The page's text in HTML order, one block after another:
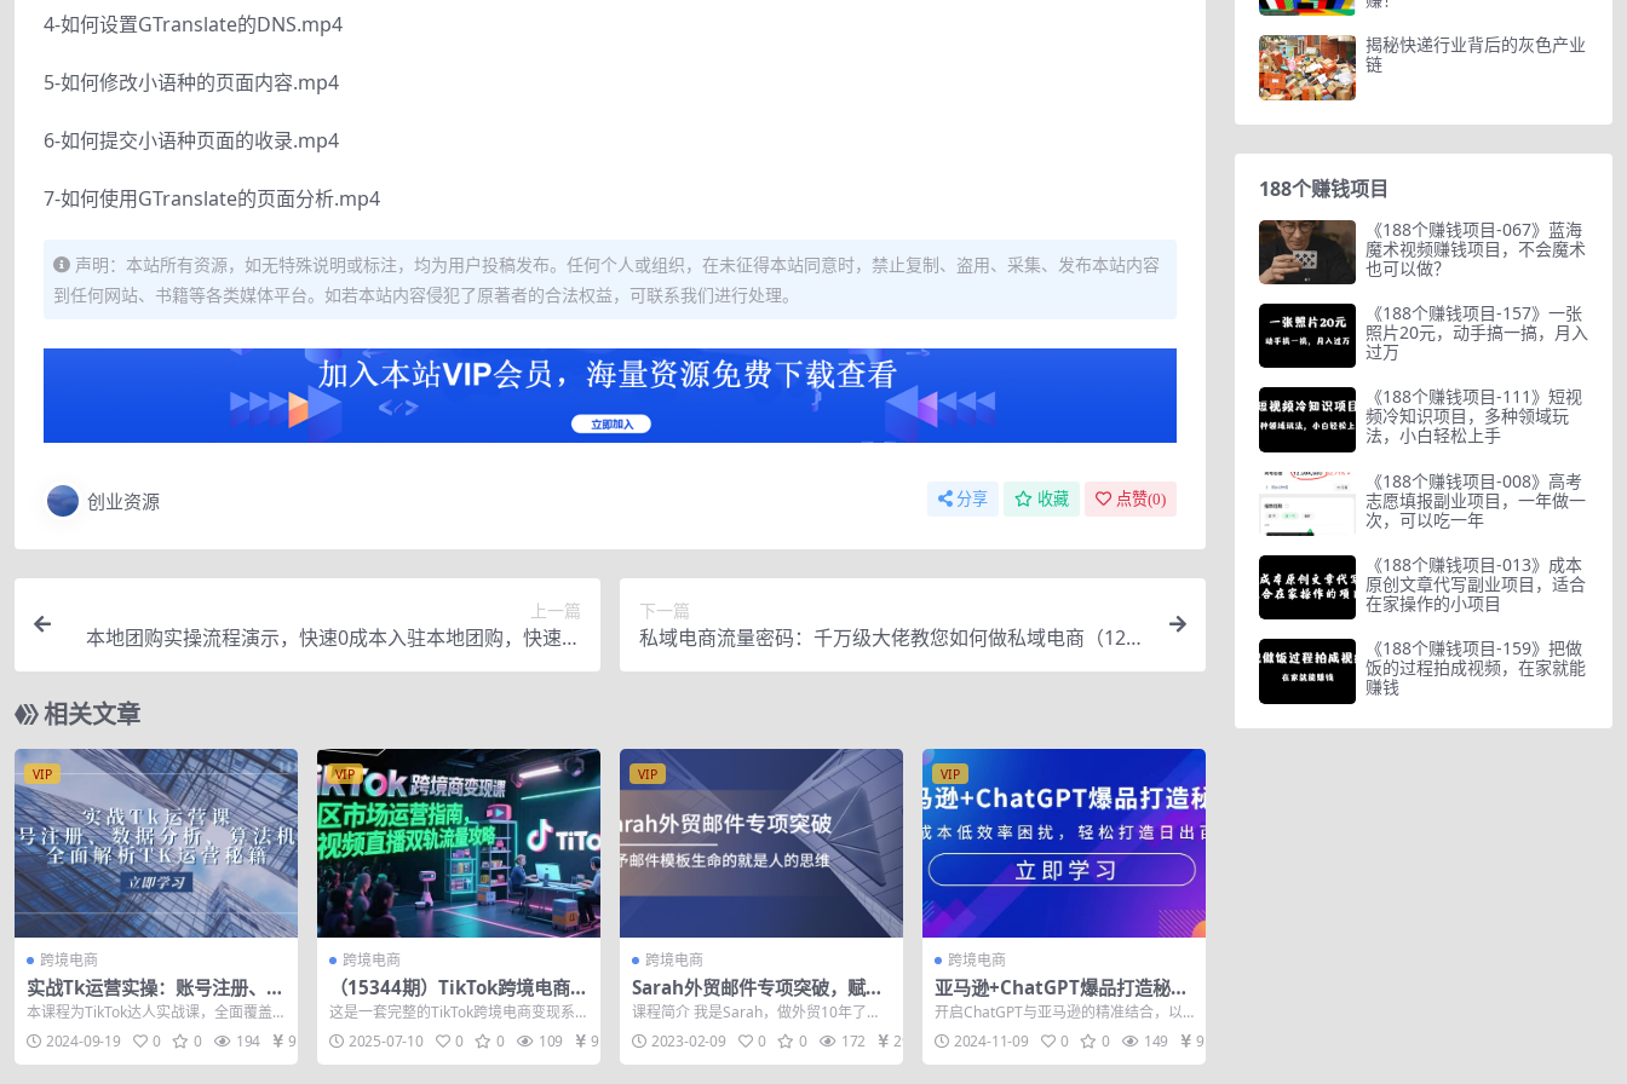
4-如何设置GTranslate的DNS.mp4
5-如何修改小语种的页面内容.mp4
6-如何提交小语种页面的收录.mp4
7-如何使用GTranslate的页面分析.mp4
声明：本站所有资源，如无特殊说明或标注，均为用户投稿发布。任何个人或组织，在未征得本站同意时，禁止复制、盗用、采集、发布本站内容
到任何网站、书籍等各类媒体平台。如若本站内容侵犯了原著者的合法权益，可联系我们进行处理。
创业资源 分享 收藏 点赞(0)
上一篇
本地团购实操流程演示，快速0成本入驻本地团购，快速获
取同城流量-价值498
下一篇
私域电商流量密码：千万级大佬教您如何做私域电商（12节
课）
相关文章
VIP
跨境电商
实战Tk运营实操：账号注册、数
据分析、算法机制，全面解析TK
运营秘籍
本课程为TikTok达人实战课，全面覆盖
从环境搭建、账号注册到内容运营、变
现策略...
2024-09-19 0 0 194 9.9
VIP
跨境电商
（15344期）TikTok跨境电商变
现课，美区市场运营指南，短视
频直播双轨流量攻略
这是一套完整的TikTok跨境电商变现系
统课程，覆盖从平台认知到实战运营的
全链路...
2025-07-10 0 0 109 9.9
VIP
跨境电商
Sarah外贸邮件专项突破，赋予
邮件模板生命的就是人的思维
课程简介 我是Sarah，做外贸10年了。
我的性格就是潇潇洒洒，不拖泥带水的
那种...2023-02-09 0 0 172 29
VIP
跨境电商
亚马逊+ChatGPT爆品打造秘
籍：解决高成本低效率困扰 轻松
打造日出百单爆款
开启ChatGPT与亚马逊的精准结合，以
最低成本和最高效率打造BS爆品 听过C
h... 2024-11-09 0 0 149 9.9
揭秘快递行业背后的灰色产业
链
188个赚钱项目
《188个赚钱项目-067》蓝海
魔术视频赚钱项目，不会魔术
也可以做？
《188个赚钱项目-157》一张
照片20元，动手搞一搞，月入
过万
《188个赚钱项目-111》短视
频冷知识项目，多种领域玩
法，小白轻松上手
《188个赚钱项目-008》高考
志愿填报副业项目，一年做一
次，可以吃一年
《188个赚钱项目-013》成本
原创文章代写副业项目，适合
在家操作的小项目
《188个赚钱项目-159》把做
饭的过程拍成视频，在家就能
赚钱